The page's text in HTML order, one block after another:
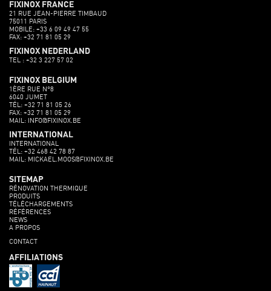
FIXINOX FRANCE
21 RUE JEAN-PIERRE TIMBAUD
75011 PARIS
MOBILE: +33 6 09 49 47 55
FAX: +32 71 81 05 29
FIXINOX NEDERLAND
TEL : +32 3 227 57 02
FIXINOX BELGIUM
1ÈRE RUE N°8
6040 JUMET
TÉL: +32 71 81 05 26
FAX: +32 71 81 05 29
MAIL: INFO@FIXINOX.BE
INTERNATIONAL
INTERNATIONAL
TÉL: +32 468 42 78 87
MAIL: MICKAEL.MOOS@FIXINOX.BE
SITEMAP
RÉNOVATION THERMIQUE
PRODUITS
TÉLÉCHARGEMENTS
RÉFÉRENCES
NEWS
A PROPOS
CONTACT
AFFILIATIONS